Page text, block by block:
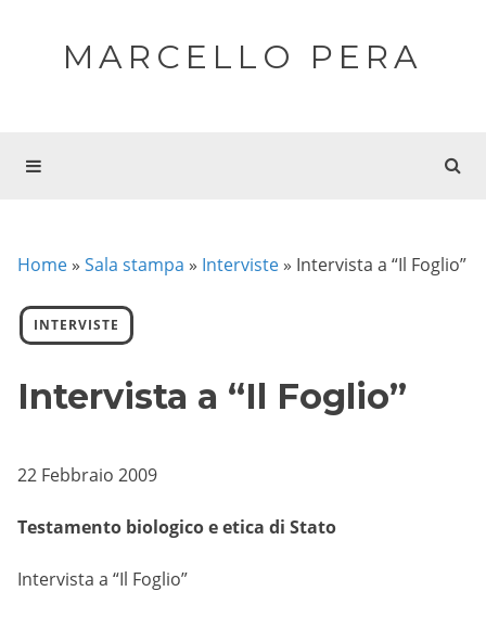
MARCELLO PERA
Home » Sala stampa » Interviste » Intervista a “Il Foglio”
INTERVISTE
Intervista a “Il Foglio”
22 Febbraio 2009
Testamento biologico e etica di Stato
Intervista a “Il Foglio”